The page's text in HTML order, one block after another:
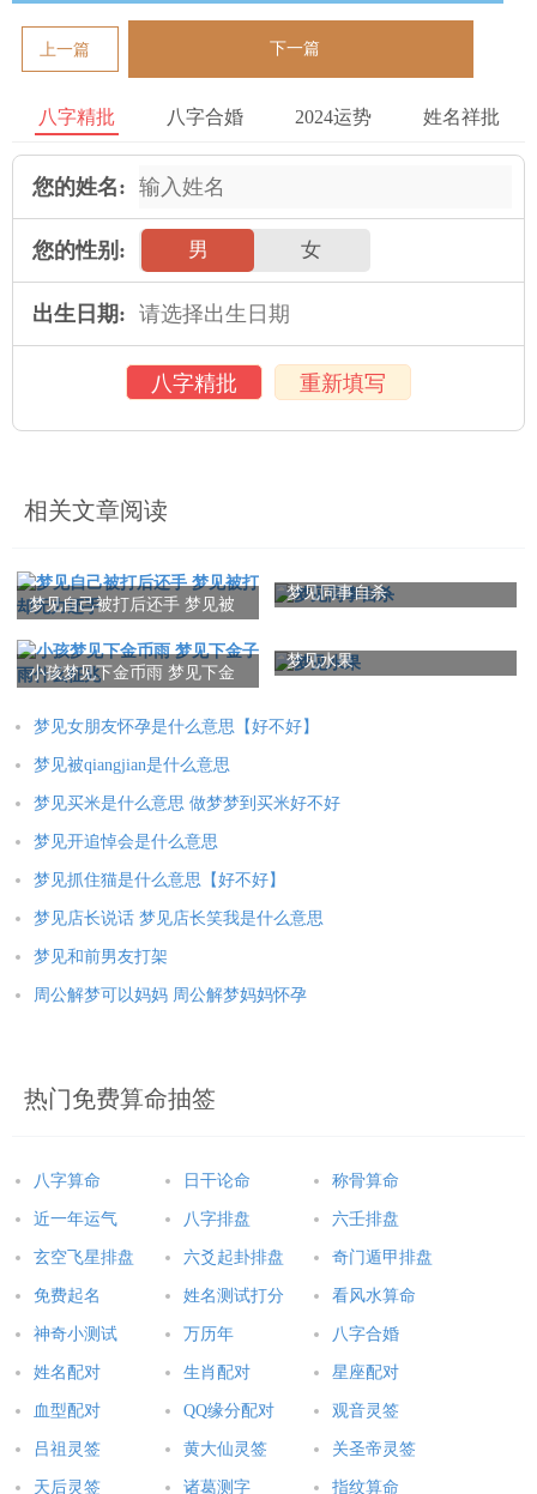
上一篇 下一篇
八字精批 八字合婚 2024运势 姓名祥批
您的姓名:
您的性别: 男 女
出生日期:
八字精批 重新填写
相关文章阅读
梦见自己被打后还手 梦见被
梦见同事自杀
小孩梦见下金币雨 梦见下金
梦见水果
梦见女朋友怀孕是什么意思【好不好】
梦见被qiangjian是什么意思
梦见买米是什么意思 做梦梦到买米好不好
梦见开追悼会是什么意思
梦见抓住猫是什么意思【好不好】
梦见店长说话 梦见店长笑我是什么意思
梦见和前男友打架
周公解梦可以妈妈 周公解梦妈妈怀孕
热门免费算命抽签
八字算命 日干论命 称骨算命
近一年运气 八字排盘 六壬排盘
玄空飞星排盘 六爻起卦排盘 奇门遁甲排盘
免费起名 姓名测试打分 看风水算命
神奇小测试 万历年 八字合婚
姓名配对 生肖配对 星座配对
血型配对 QQ缘分配对 观音灵签
吕祖灵签 黄大仙灵签 关圣帝灵签
天后灵签 诸葛测字 指纹算命